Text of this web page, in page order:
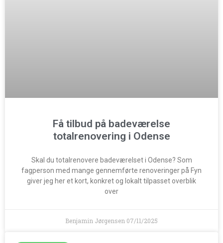
Få tilbud på badeværelse
totalrenovering i Odense
Skal du totalrenovere badeværelset i Odense? Som
fagperson med mange gennemførte renoveringer på Fyn
giver jeg her et kort, konkret og lokalt tilpasset overblik
over
Benjamin Jørgensen 07/11/2025